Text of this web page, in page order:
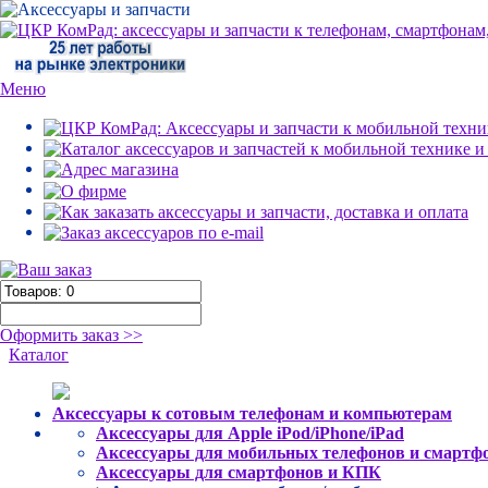
Меню
Оформить заказ >>
Каталог
Аксессуары к сотовым телефонам и компьютерам
Аксессуары для Apple iPod/iPhone/iPad
Аксессуары для мобильных телефонов и
Аксессуары для смартфонов и КПК